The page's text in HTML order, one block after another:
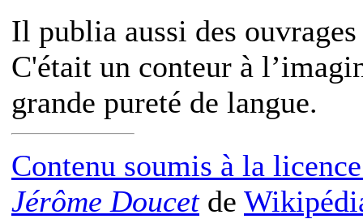
Il publia aussi des
C'était un conteur à
grande pureté de langue.
Contenu soumis à la
Jérôme Doucetde